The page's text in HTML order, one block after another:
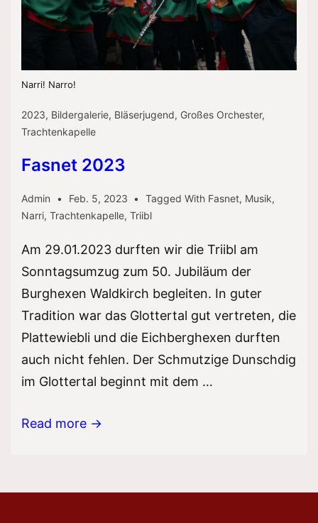
Narri! Narro!
2023, Bildergalerie, Bläserjugend, Großes Orchester,
Trachtenkapelle
Fasnet 2023
Admin Feb. 5, 2023 Tagged With Fasnet, Musik,
Narri, Trachtenkapelle, Triibl
Am 29.01.2023 durften wir die Triibl am
Sonntagsumzug zum 50. Jubiläum der
Burghexen Waldkirch begleiten. In guter
Tradition war das Glottertal gut vertreten, die
Plattewiebli und die Eichberghexen durften
auch nicht fehlen. Der Schmutzige Dunschdig
im Glottertal beginnt mit dem …
Fasnet
Read more →